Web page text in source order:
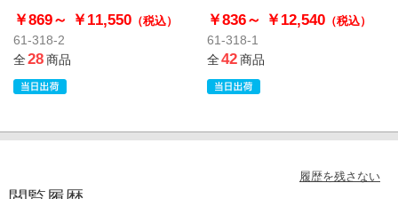
￥869～ ￥11,550 （税込）
61-318-2
全28商品
￥836～ ￥12,540（税込）
61-318-1
全42商品
履歴を残さない